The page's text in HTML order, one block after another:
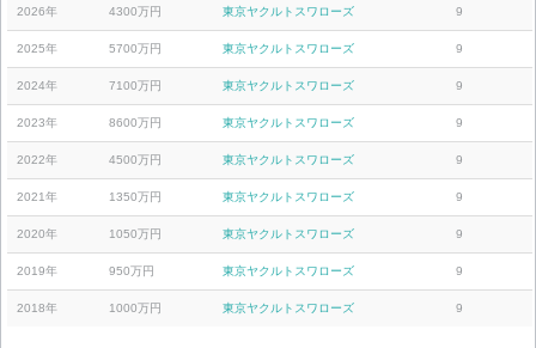
2026年 4300万円 東京ヤクルトスワローズ 9
2025年 5700万円 東京ヤクルトスワローズ 9
2024年 7100万円 東京ヤクルトスワローズ 9
2023年 8600万円 東京ヤクルトスワローズ 9
2022年 4500万円 東京ヤクルトスワローズ 9
2021年 1350万円 東京ヤクルトスワローズ 9
2020年 1050万円 東京ヤクルトスワローズ 9
2019年 950万円 東京ヤクルトスワローズ 9
2018年 1000万円 東京ヤクルトスワローズ 9